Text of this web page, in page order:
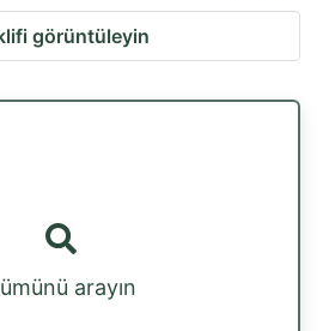
görüntüleyin
arayın